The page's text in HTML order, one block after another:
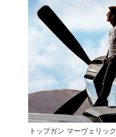
トップガン マーヴェリック